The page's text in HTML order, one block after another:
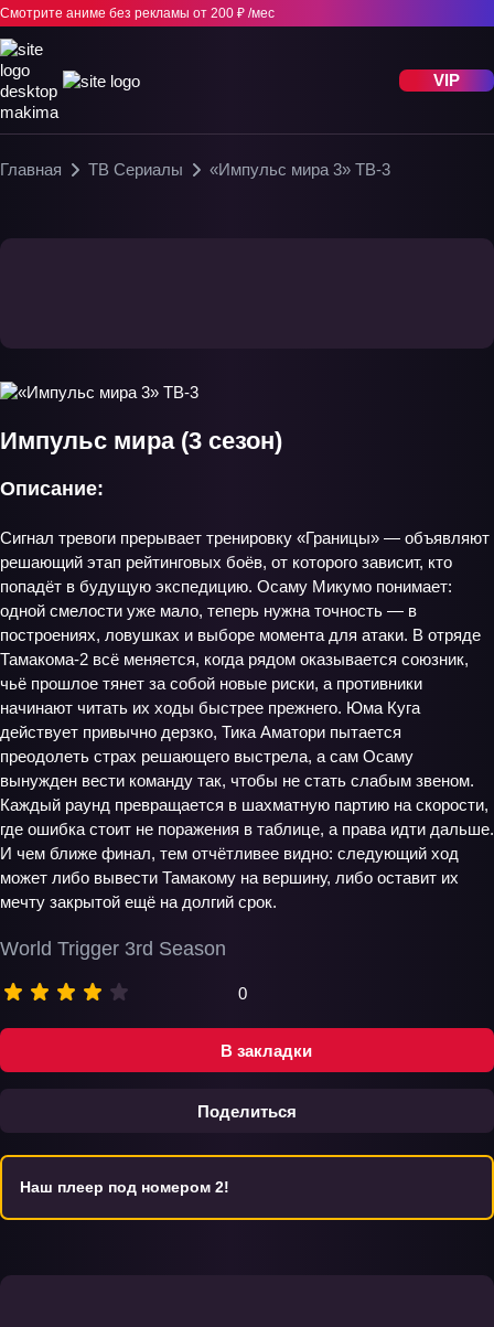
Смотрите аниме без рекламы от 200 ₽ /мес
VIP
Главная ТВ Сериалы «Импульс мира 3» ТВ-3
В закладки
Поделиться
Импульс мира (3 сезон)
World Trigger 3rd Season
0
Описание:
Сигнал тревоги прерывает тренировку «Границы» — объявляют
решающий этап рейтинговых боёв, от которого зависит, кто
попадёт в будущую экспедицию. Осаму Микумо понимает:
одной смелости уже мало, теперь нужна точность — в
построениях, ловушках и выборе момента для атаки. В отряде
Тамакома-2 всё меняется, когда рядом оказывается союзник,
чьё прошлое тянет за собой новые риски, а противники
начинают читать их ходы быстрее прежнего. Юма Куга
действует привычно дерзко, Тика Аматори пытается
преодолеть страх решающего выстрела, а сам Осаму
вынужден вести команду так, чтобы не стать слабым звеном.
Каждый раунд превращается в шахматную партию на скорости,
где ошибка стоит не поражения в таблице, а права идти дальше.
И чем ближе финал, тем отчётливее видно: следующий ход
может либо вывести Тамакому на вершину, либо оставит их
мечту закрытой ещё на долгий срок.
Наш плеер под номером 2!